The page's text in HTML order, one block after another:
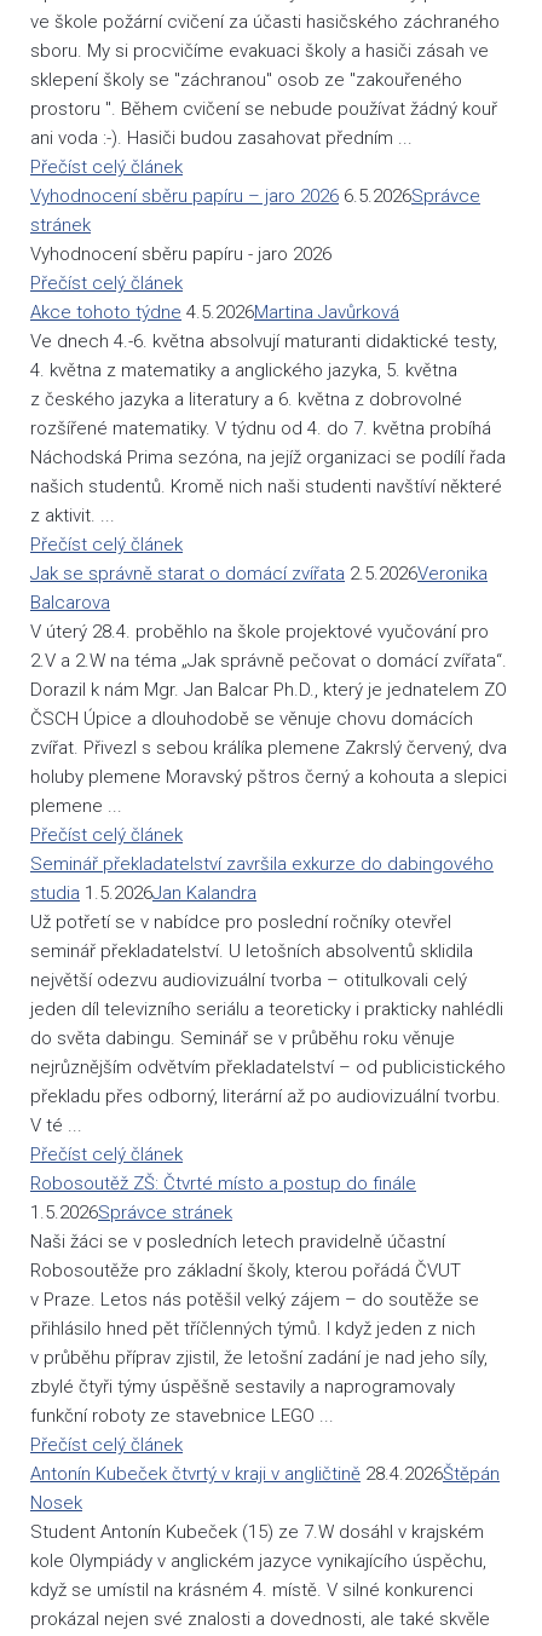
ve škole požární cvičení za účasti hasičského záchraného
sboru. My si procvičíme evakuaci školy a hasiči zásah ve
sklepení školy se "záchranou" osob ze "zakouřeného
prostoru ". Během cvičení se nebude používat žádný kouř
ani voda :-). Hasiči budou zasahovat předním ...
Přečíst celý článek
Vyhodnocení sběru papíru – jaro 2026 6.5.2026Správce
stránek
Vyhodnocení sběru papíru - jaro 2026
Přečíst celý článek
Akce tohoto týdne 4.5.2026Martina Javůrková
Ve dnech 4.-6. května absolvují maturanti didaktické testy,
4. května z matematiky a anglického jazyka, 5. května
z českého jazyka a literatury a 6. května z dobrovolné
rozšířené matematiky. V týdnu od 4. do 7. května probíhá
Náchodská Prima sezóna, na jejíž organizaci se podílí řada
našich studentů. Kromě nich naši studenti navštíví některé
z aktivit. ...
Přečíst celý článek
Jak se správně starat o domácí zvířata 2.5.2026Veronika
Balcarova
V úterý 28.4. proběhlo na škole projektové vyučování pro
2.V a 2.W na téma „Jak správně pečovat o domácí zvířata“.
Dorazil k nám Mgr. Jan Balcar Ph.D., který je jednatelem ZO
ČSCH Úpice a dlouhodobě se věnuje chovu domácích
zvířat. Přivezl s sebou králíka plemene Zakrslý červený, dva
holuby plemene Moravský pštros černý a kohouta a slepici
plemene ...
Přečíst celý článek
Seminář překladatelství završila exkurze do dabingového
studia 1.5.2026Jan Kalandra
Už potřetí se v nabídce pro poslední ročníky otevřel
seminář překladatelství. U letošních absolventů sklidila
největší odezvu audiovizuální tvorba – otitulkovali celý
jeden díl televizního seriálu a teoreticky i prakticky nahlédli
do světa dabingu. Seminář se v průběhu roku věnuje
nejrůznějším odvětvím překladatelství – od publicistického
překladu přes odborný, literární až po audiovizuální tvorbu.
V té ...
Přečíst celý článek
Robosoutěž ZŠ: Čtvrté místo a postup do finále
1.5.2026Správce stránek
Naši žáci se v posledních letech pravidelně účastní
Robosoutěže pro základní školy, kterou pořádá ČVUT
v Praze. Letos nás potěšil velký zájem – do soutěže se
přihlásilo hned pět tříčlenných týmů. I když jeden z nich
v průběhu příprav zjistil, že letošní zadání je nad jeho síly,
zbylé čtyři týmy úspěšně sestavily a naprogramovaly
funkční roboty ze stavebnice LEGO ...
Přečíst celý článek
Antonín Kubeček čtvrtý v kraji v angličtině 28.4.2026Štěpán
Nosek
Student Antonín Kubeček (15) ze 7.W dosáhl v krajském
kole Olympiády v anglickém jazyce vynikajícího úspěchu,
když se umístil na krásném 4. místě. V silné konkurenci
prokázal nejen své znalosti a dovednosti, ale také skvěle